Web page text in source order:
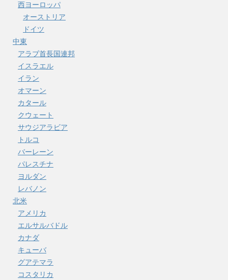
西ヨーロッパ
オーストリア
ドイツ
中東
アラブ首長国連邦
イスラエル
イラン
オマーン
カタール
クウェート
サウジアラビア
トルコ
バーレーン
パレスチナ
ヨルダン
レバノン
北米
アメリカ
エルサルバドル
カナダ
キューバ
グアテマラ
コスタリカ